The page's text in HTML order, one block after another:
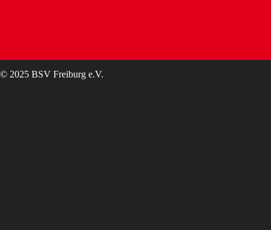
© 2025 BSV Freiburg e.V.